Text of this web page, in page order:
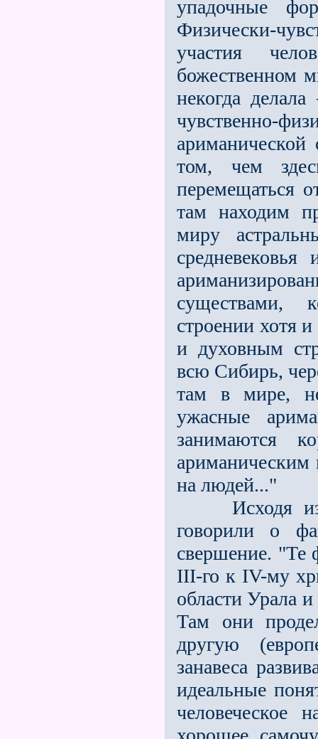
упадочные
Физически-
участия
божественном
некогда
чувственно-
том, чем
перемещаться
там находим
миру
существами,
строении хотя
и духовным
всю Сибирь,
там в мире,
ужасные
занимаются
ариманическим
на людей..."
Исходя из
говорили о
свершение. "Те
III-го к IV-му
области Урала
Там они
другую
занавеса
идеальные
человеческое